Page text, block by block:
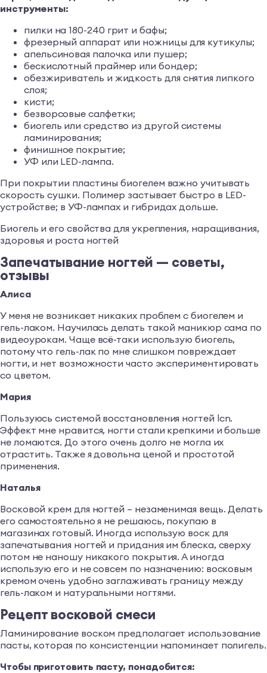
инструменты:
пилки на 180-240 грит и бафы;
фрезерный аппарат или ножницы для кутикулы;
апельсиновая палочка или пушер;
бескислотный праймер или бондер;
обезжириватель и жидкость для снятия липкого
слоя;
кисти;
безворсовые салфетки;
биогель или средство из другой системы
ламинирования;
финишное покрытие;
УФ или LED-лампа.
При покрытии пластины биогелем важно учитывать
скорость сушки. Полимер застывает быстро в LED-
устройстве; в УФ-лампах и гибридах дольше.
Биогель и его свойства для укрепления, наращивания,
здоровья и роста ногтей
Запечатывание ногтей — советы,
отзывы
Алиса
У меня не возникает никаких проблем с биогелем и
гель-лаком. Научилась делать такой маникюр сама по
видеоурокам. Чаще всё-таки использую биогель,
потому что гель-лак по мне слишком повреждает
ногти, и нет возможности часто экспериментировать
со цветом.
Мария
Пользуюсь системой восстановления ногтей lcn.
Эффект мне нравится, ногти стали крепкими и больше
не ломаются. До этого очень долго не могла их
отрастить. Также я довольна ценой и простотой
применения.
Наталья
Восковой крем для ногтей – незаменимая вещь. Делать
его самостоятельно я не решаюсь, покупаю в
магазинах готовый. Иногда использую воск для
запечатывания ногтей и придания им блеска, сверху
потом не наношу никакого покрытия. А иногда
использую его и не совсем по назначению: восковым
кремом очень удобно заглаживать границу между
гель-лаком и натуральными ногтями.
Рецепт восковой смеси
Ламинирование воском предполагает использование
пасты, которая по консистенции напоминает полигель.
Чтобы приготовить пасту, понадобится: